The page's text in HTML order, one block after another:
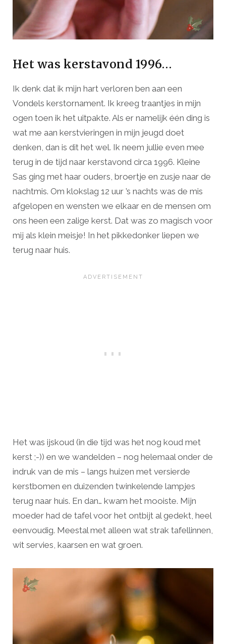
Het was kerstavond 1996…
Ik denk dat ik mijn hart verloren ben aan een
Vondels kerstornament. Ik kreeg traantjes in mijn
ogen toen ik het uitpakte. Als er namelijk één ding is
wat me aan kerstvieringen in mijn jeugd doet
denken, dan is dit het wel. Ik neem jullie even mee
terug in de tijd naar kerstavond circa 1996. Kleine
Sas ging met haar ouders, broertje en zusje naar de
nachtmis. Om klokslag 12 uur ’s nachts was de mis
afgelopen en wensten we elkaar en de mensen om
ons heen een zalige kerst. Dat was zo magisch voor
mij als klein meisje! In het pikkedonker liepen we
terug naar huis.
Het was ijskoud (in die tijd was het nog koud met
kerst ;-)) en we wandelden – nog helemaal onder de
indruk van de mis – langs huizen met versierde
kerstbomen en duizenden twinkelende lampjes
terug naar huis. En dan… kwam het mooiste. Mijn
moeder had de tafel voor het ontbijt al gedekt, heel
eenvoudig. Meestal met alleen wat strak tafellinnen,
wit servies, kaarsen en wat groen.